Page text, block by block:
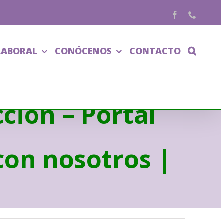
Facebook
CONÓCENOS CONTACTO
– Portal
nosotros |